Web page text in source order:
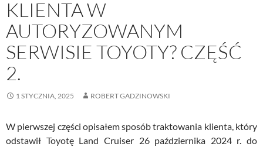
KLIENTA W
AUTORYZOWANYM
SERWISIE TOYOTY? CZĘŚĆ
2.
1 STYCZNIA, 2025 ROBERT GADZINOWSKI
W pierwszej części opisałem sposób traktowania klienta, który
odstawił Toyotę Land Cruiser 26 października 2024 r. do